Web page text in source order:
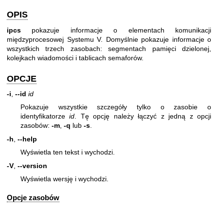
OPIS
ipcs pokazuje informacje o elementach komunikacji
międzyprocesowej Systemu V. Domyślnie pokazuje informacje o
wszystkich trzech zasobach: segmentach pamięci dzielonej,
kolejkach wiadomości i tablicach semaforów.
OPCJE
-i --id id
Pokazuje wszystkie szczegóły tylko o zasobie o
identyfikatorzeid. Tę opcję należy łączyć z jedną z opcji
zasobów: -m, -q lub -s.
-h --help
Wyświetla ten tekst i wychodzi.
-V --version
Wyświetla wersję i wychodzi.
Opcje zasobów